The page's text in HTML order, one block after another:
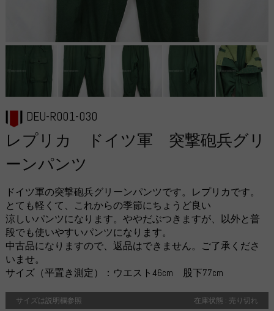
DEU-R001-030
レプリカ ドイツ軍 突撃砲兵グリ
ーンパンツ
ドイツ軍の突撃砲兵グリーンパンツです。レプリカです。
とても軽くて、これからの季節にちょうど良い
涼しいパンツになります。ややだぶつきますが、以外と普
段でも使いやすいパンツになります。
中古品になりますので、返品はできません。ご了承くださ
いませ。
サイズ（平置き測定）：ウエスト46cm 股下77cm
サイズは説明欄参照 在庫状態 : 売り切れ